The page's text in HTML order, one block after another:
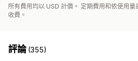
所有費用均以 USD 計價。 定期費用和依使用
收費。
評論(355)